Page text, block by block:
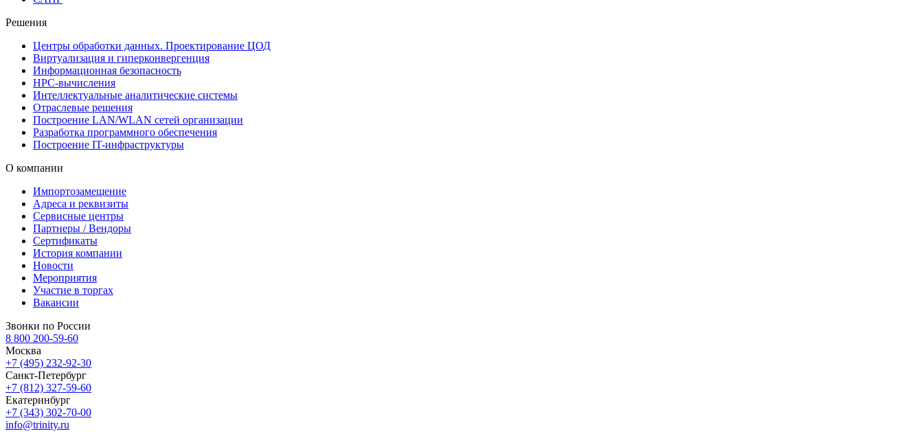
Решения
Центры обработки данных. Проектирование ЦОД
Виртуализация и гиперконвергенция
Информационная безопасность
HPC-вычисления
Интеллектуальные аналитические системы
Отраслевые решения
Построение LAN/WLAN сетей организации
Разработка программного обеспечения
Построение IT-инфраструктуры
О компании
Импортозамещение
Адреса и реквизиты
Сервисные центры
Партнеры / Вендоры
Сертификаты
История компании
Новости
Мероприятия
Участие в торгах
Вакансии
Звонки по России
8 800 200-59-60
Москва
+7 (495) 232-92-30
Санкт-Петербург
+7 (812) 327-59-60
Екатеринбург
+7 (343) 302-70-00
info@trinity.ru